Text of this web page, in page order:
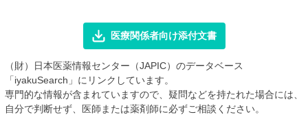
医療関係者向け添付文書
（財）日本医薬情報センター（JAPIC）のデータベース
「iyakuSearch」にリンクしています。
専門的な情報が含まれていますので、疑問などを持たれた場合には、
自分で判断せず、医師または薬剤師に必ずご相談ください。